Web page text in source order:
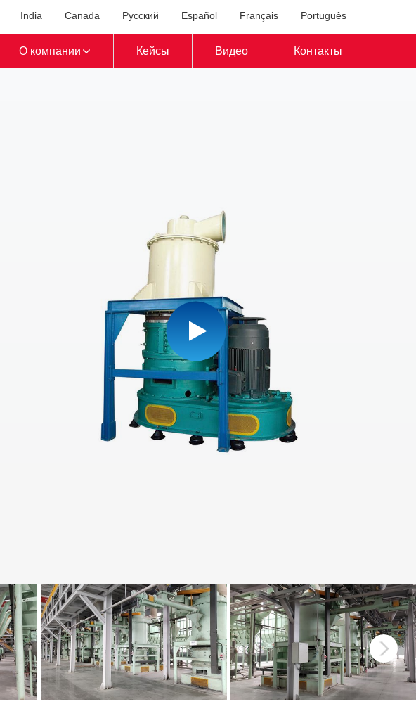
India Canada Русский Español Français Português
О компании Кейсы Видео Контакты